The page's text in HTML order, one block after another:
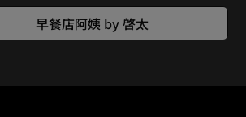
早餐店阿姨 by 啓太